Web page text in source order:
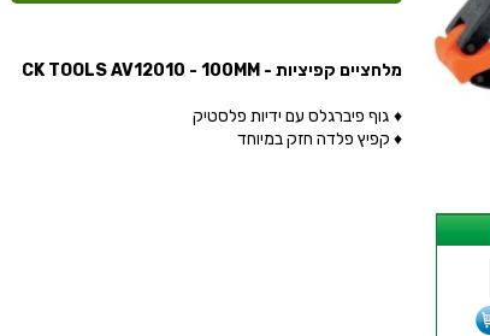
מלחציים קפיציות - CK TOOLS AV12010 - 100MM
♦ גוף פיברגלס עם ידיות פלסטיק
♦ קפיץ פלדה חזק במיוחד